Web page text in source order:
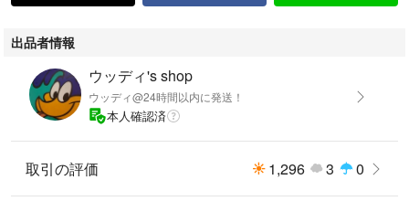
サンリオ
ランチマット
マット
ナフキン
おしゃれ
ハンカチ
出品者情報
ウッディ's shop
ウッディ@24時間以内に発送！
本人確認済
取引の評価 1,296 3 0